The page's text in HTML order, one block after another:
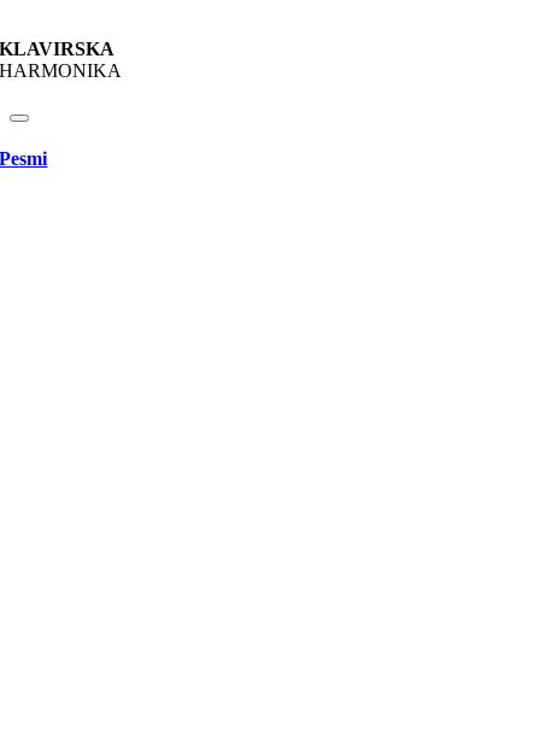
KLAVIRSKA
HARMONIKA
Pesmi